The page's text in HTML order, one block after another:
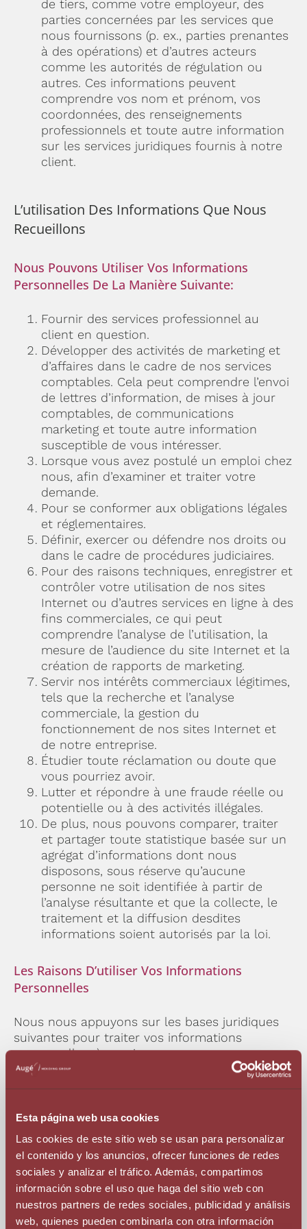
Esta página web usa cookies
Las cookies de este sitio web se usan para personalizar
el contenido y los anuncios, ofrecer funciones de redes
sociales y analizar el tráfico. Además, compartimos
información sobre el uso que haga del sitio web con
nuestros partners de redes sociales, publicidad y análisis
web, quienes pueden combinarla con otra información
de tiers, comme votre employeur, des
parties concernées par les services que
nous fournissons (p. ex., parties prenantes
à des opérations) et d’autres acteurs
comme les autorités de régulation ou
autres. Ces informations peuvent
comprendre vos nom et prénom, vos
coordonnées, des renseignements
professionnels et toute autre information
sur les services juridiques fournis à notre
client.
L’utilisation Des Informations Que Nous
Recueillons
Nous Pouvons Utiliser Vos Informations
Personnelles De La Manière Suivante:
Fournir des services professionnel au
client en question.
Développer des activités de marketing et
d’affaires dans le cadre de nos services
comptables. Cela peut comprendre l’envoi
de lettres d’information, de mises à jour
comptables, de communications
marketing et toute autre information
susceptible de vous intéresser.
Lorsque vous avez postulé un emploi chez
nous, afin d’examiner et traiter votre
demande.
Pour se conformer aux obligations légales
et réglementaires.
Définir, exercer ou défendre nos droits ou
dans le cadre de procédures judiciaires.
Pour des raisons techniques, enregistrer et
contrôler votre utilisation de nos sites
Internet ou d’autres services en ligne à des
fins commerciales, ce qui peut
comprendre l’analyse de l’utilisation, la
mesure de l’audience du site Internet et la
création de rapports de marketing.
Servir nos intérêts commerciaux légitimes,
tels que la recherche et l’analyse
commerciale, la gestion du
fonctionnement de nos sites Internet et
de notre entreprise.
Étudier toute réclamation ou doute que
vous pourriez avoir.
Lutter et répondre à une fraude réelle ou
potentielle ou à des activités illégales.
De plus, nous pouvons comparer, traiter
et partager toute statistique basée sur un
agrégat d’informations dont nous
disposons, sous réserve qu’aucune
personne ne soit identifiée à partir de
l’analyse résultante et que la collecte, le
traitement et la diffusion desdites
informations soient autorisés par la loi.
Les Raisons D’utiliser Vos Informations
Personnelles
Nous nous appuyons sur les bases juridiques
suivantes pour traiter vos informations
personnelles, à savoir :
Consentement : nous pouvons avoir
utiliser vos informations personnelles.
Vous pouvez retirer votre consentement
en nous contactant (voir ci-dessous).
Exécution d’un contrat : Nous pouvons
avoir besoin de recueillir et d’utiliser vos
informations personnelles pour conclure
un contrat avec vous ou pour remplir nos